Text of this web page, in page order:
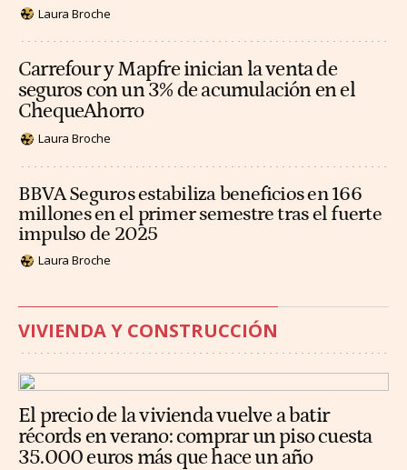
Laura Broche
Carrefour y Mapfre inician la venta de
seguros con un 3% de acumulación en el
ChequeAhorro
Laura Broche
BBVA Seguros estabiliza beneficios en 166
millones en el primer semestre tras el fuerte
impulso de 2025
Laura Broche
VIVIENDA Y CONSTRUCCIÓN
El precio de la vivienda vuelve a batir
récords en verano: comprar un piso cuesta
35.000 euros más que hace un año